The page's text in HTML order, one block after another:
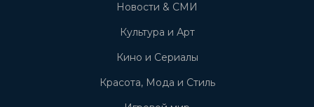
Новости & СМИ
Культура и Арт
Кино и Сериалы
Красота, Мода и Стиль